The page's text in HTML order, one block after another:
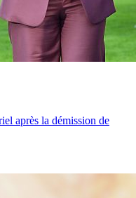
après la démission de